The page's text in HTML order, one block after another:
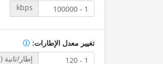
kbps
تغيير معدل الإطارات:
إطار/ثانية (fps)